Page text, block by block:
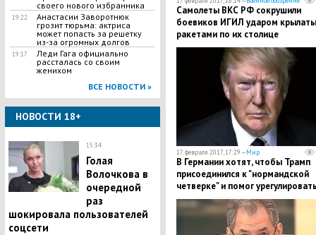
своего нового избранника
19:22
Анастасии Заворотнюк
грозит тюрьма: актриса
может попасть за решетку
из-за огромных долгов
19:17
Леди Гага официально
рассталась со своим
женихом
ВСЕ НОВОСТИ »
НОВОСТИ 18+
15:34
Голая
Волочкова в
очередной
раз
шокировала пользователей
соцсети
Самолеты ВКС РФ сокрушили
боевиков ИГИЛ ударом
ракетами по их столице
17 февраля 2017, 17:29 —Мир
В Германии хотят, чтобы Трамп
присоединился к "нормандской
четверке" и помог
конфликт на Донбассе